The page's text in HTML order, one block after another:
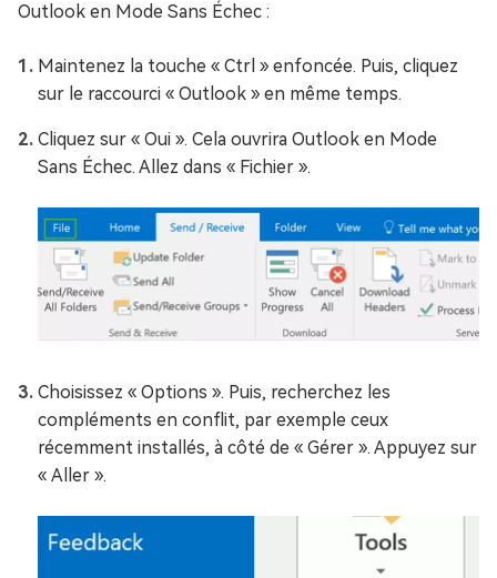
Outlook en Mode Sans Échec :
Maintenez la touche « Ctrl » enfoncée. Puis, cliquez
sur le raccourci « Outlook » en même temps.
Cliquez sur « Oui ». Cela ouvrira Outlook en Mode
Sans Échec. Allez dans « Fichier ».
Choisissez « Options ». Puis, recherchez les
compléments en conflit, par exemple ceux
récemment installés, à côté de « Gérer ». Appuyez sur
« Aller ».